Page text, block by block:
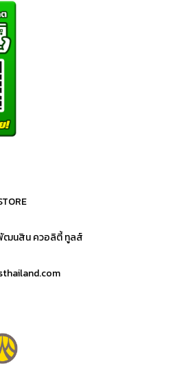
พัฒนสิน ควอลิตี้ ทูลส์